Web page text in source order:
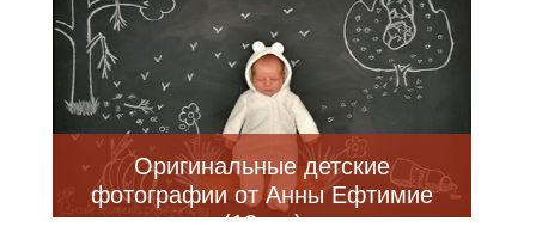
Оригинальные детские
фотографии от Анны Ефтимие
(12 шт)